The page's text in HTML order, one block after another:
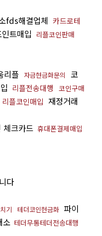
fds해결업체 카드로테
트매입 리플코인판매
리플 자금현금화문의
코
리플전송대행
코인구매
리플코인매입 재정거래
체크카드 휴대폰결제매입
다
기 테더코인현금화 파이
소 테더무통테더전송대행